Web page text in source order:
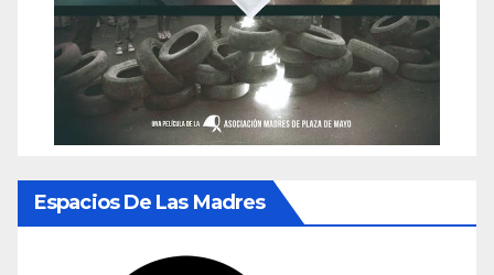
Espacios De Las Madres